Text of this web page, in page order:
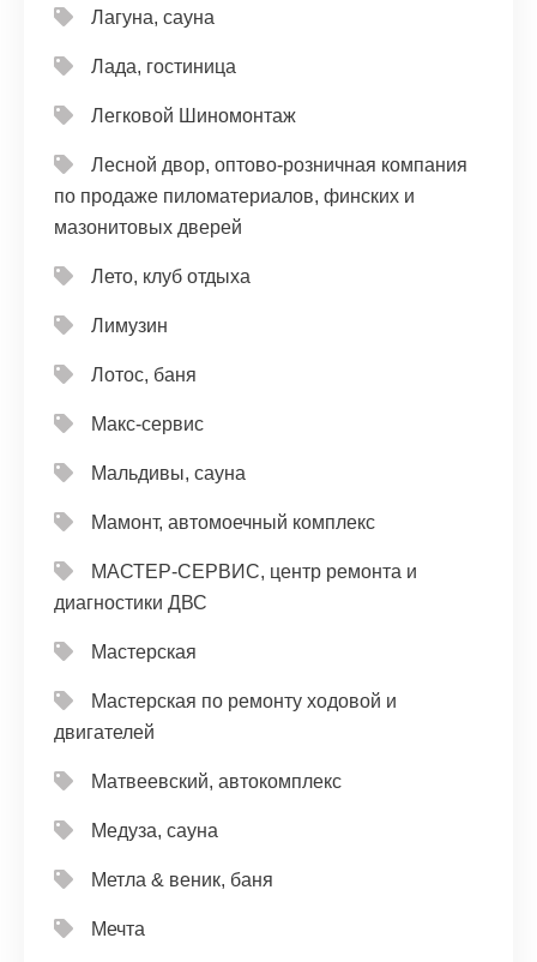
Лагуна, сауна
Лада, гостиница
Легковой Шиномонтаж
Лесной двор, оптово-розничная компания
по продаже пиломатериалов, финских и
мазонитовых дверей
Лето, клуб отдыха
Лимузин
Лотос, баня
Макс-сервис
Мальдивы, сауна
Мамонт, автомоечный комплекс
МАСТЕР-СЕРВИС, центр ремонта и
диагностики ДВС
Мастерская
Мастерская по ремонту ходовой и
двигателей
Матвеевский, автокомплекс
Медуза, сауна
Метла & веник, баня
Мечта